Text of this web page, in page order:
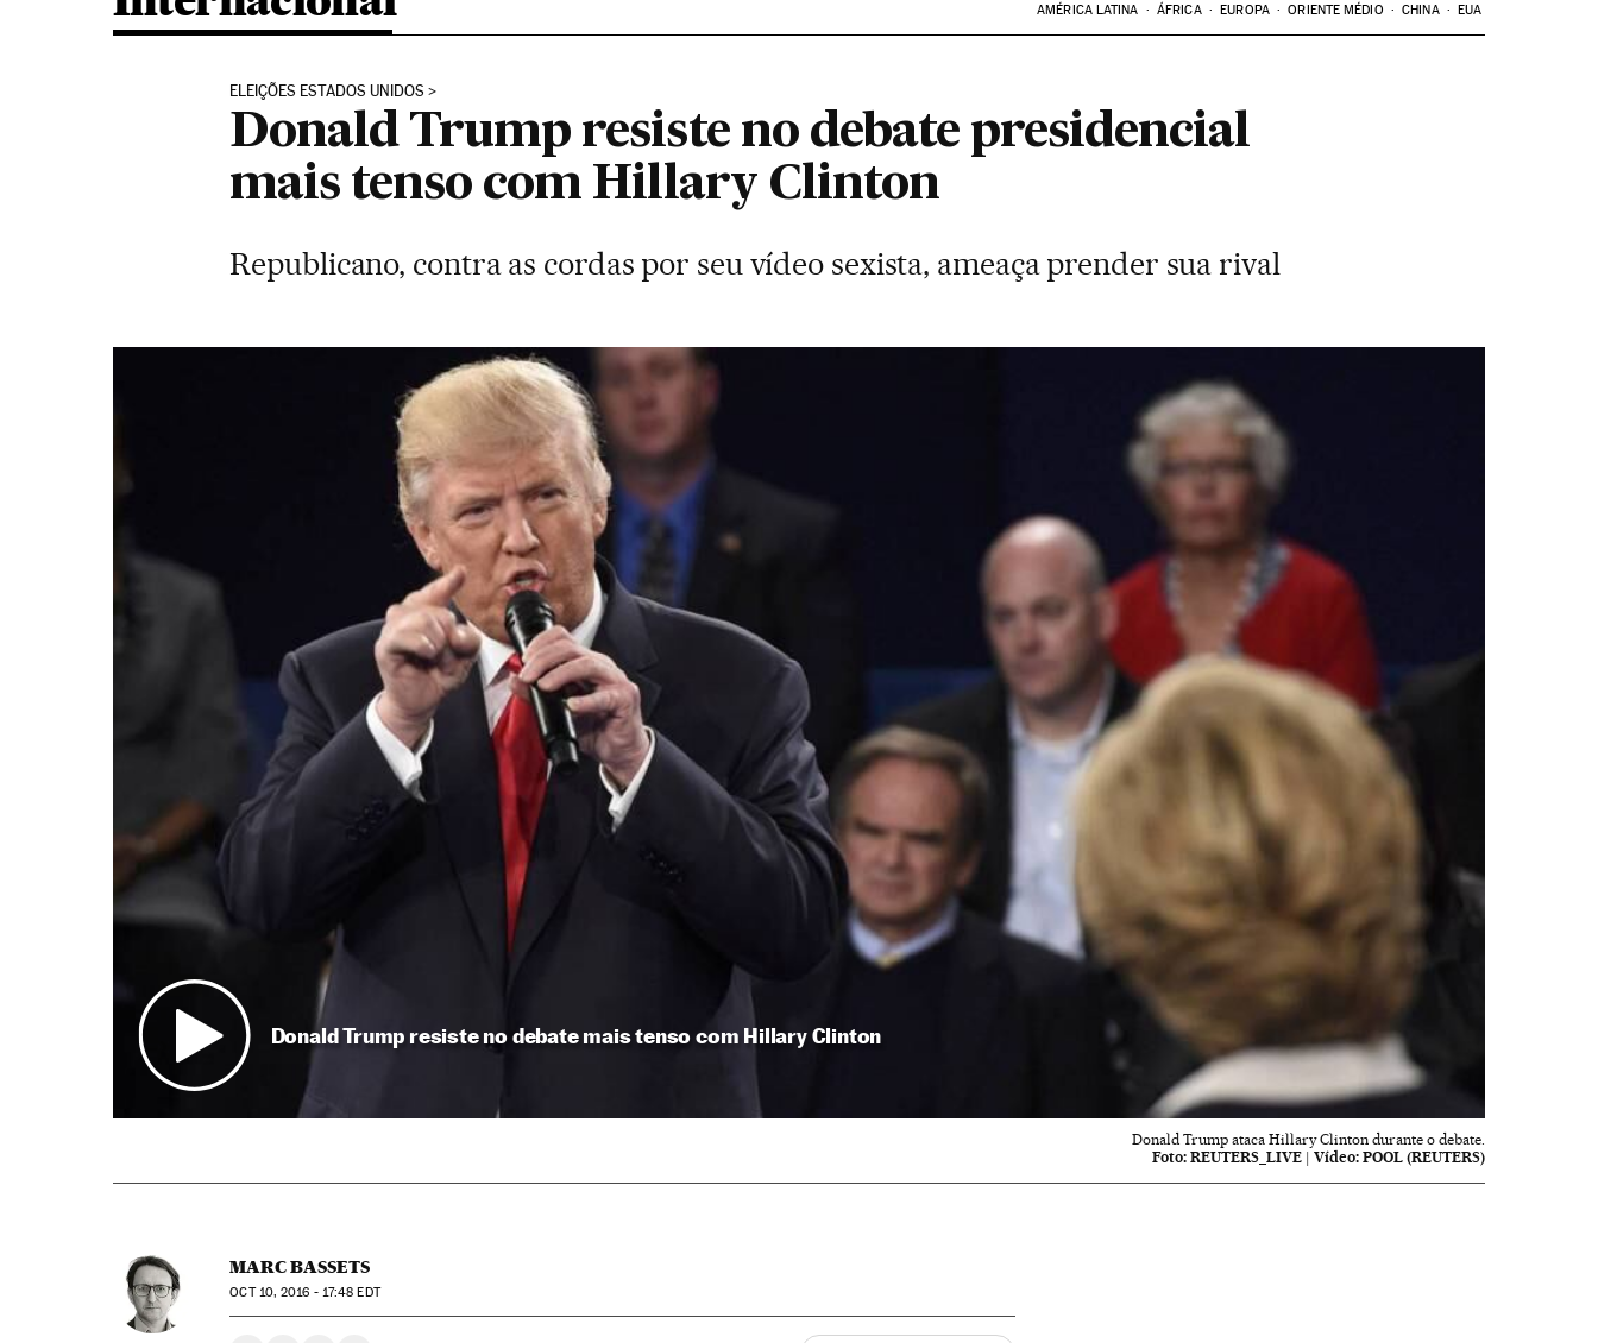
AMÉRICA LATINA ÁFRICA EUROPA ORIENTE MÉDIO CHINA EUA
ELEIÇÕES ESTADOS UNIDOS
Donald Trump resiste no debate presidencial
mais tenso com Hillary Clinton
Republicano, contra as cordas por seu vídeo sexista, ameaça prender sua rival
Donald Trump resiste no debate mais tenso com Hillary Clinton
Donald Trump ataca Hillary Clinton durante o debate.
Foto: REUTERS_LIVE |Vídeo: POOL (REUTERS)
MARC BASSETS
OCT10, 2016 - 17:48 EDT